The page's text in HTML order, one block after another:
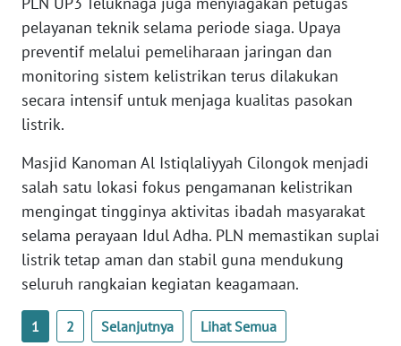
pelayanan teknik selama periode siaga. Upaya
preventif melalui pemeliharaan jaringan dan
monitoring sistem kelistrikan terus dilakukan
secara intensif untuk menjaga kualitas pasokan
listrik.
Masjid Kanoman Al Istiqlaliyyah Cilongok menjadi
salah satu lokasi fokus pengamanan kelistrikan
mengingat tingginya aktivitas ibadah masyarakat
selama perayaan Idul Adha. PLN memastikan suplai
listrik tetap aman dan stabil guna mendukung
seluruh rangkaian kegiatan keagamaan.
1 2 Selanjutnya Lihat Semua
BABEL
WN
SUMBAR
WN
WN
BENGKULU
WN
JATENG